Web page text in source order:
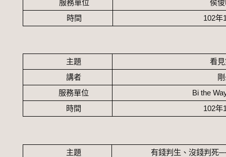
服務單位
侯
時間
102年
主題
看
講者
服務單位
Bi the
時間
102年
主題
有錢判生、沒錢判死